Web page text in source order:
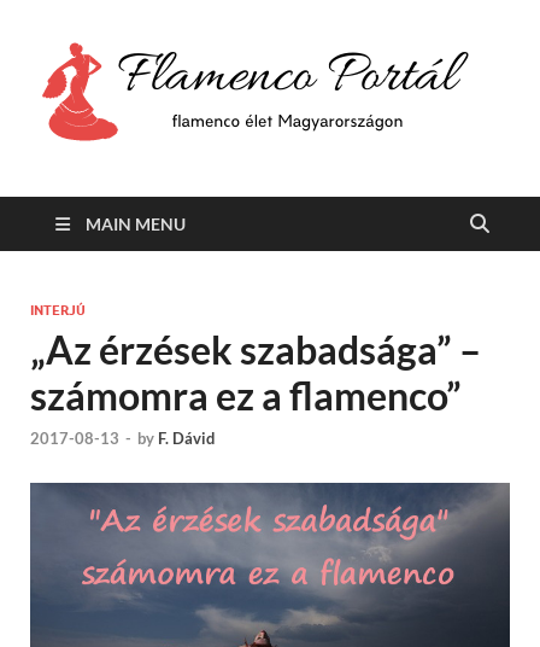
MAIN MENU
INTERJÚ
„Az érzések szabadsága” –
számomra ez a flamenco”
2017-08-13 - by F. Dávid